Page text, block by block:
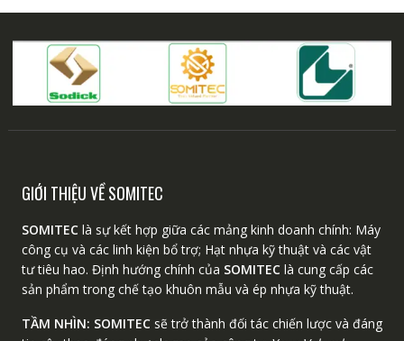
GIỚI THIỆU VỀ SOMITEC
SOMITEClà sự kết hợp giữa các mảng kinh doanh chính: Máy
công cụ và các linh kiện bổ trợ; Hạt nhựa kỹ thuật và các vật
tư tiêu hao. Định hướng chính của SOMITEClà cung cấp các
sản phẩm trong chế tạo khuôn mẫu và ép nhựa kỹ thuật.
TẦM NHÌN: SOMITECsẽ trở thành đối tác chiến lược và đáng